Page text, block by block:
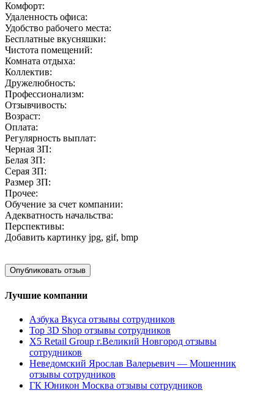
Комфорт:
Удаленность офиса:
Удобство рабочего места:
Бесплатные вкусняшки:
Чистота помещений:
Комната отдыха:
Коллектив:
Дружелюбность:
Профессионализм:
Отзывчивость:
Возраст:
Оплата:
Регулярность выплат:
Черная ЗП:
Белая ЗП:
Серая ЗП:
Размер ЗП:
Прочее:
Обучение за счет компании:
Адекватность начальства:
Перспективы:
Добавить картинку jpg, gif, bmp
Лучшие компании
Азбука Вкуса отзывы сотрудников
Top 3D Shop отзывы сотрудников
X5 Retail Group г.Великий Новгород отзывы
сотрудников
Неведомский Ярослав Валерьевич — Мошенник
отзывы сотрудников
ГК Юникон Москва отзывы сотрудников